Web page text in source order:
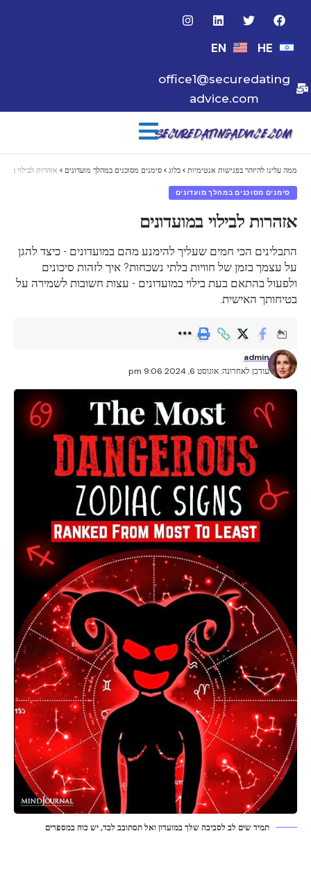
HE
EN
office1@securedating
advice.com
ממה עלינו להיזהר בפגישות אנטימיות > בלוג > סימנים מסוכנים במהלך מועדונים > אזהרות לבילוי
סימנים מסוכנים במהלך מועדונים
אזהרות לבילוי במועדונים
התבלינים הכי חמים שעליך להימנע מהם במועדונים - כיצד להגן
על עצמך בזמן של חוויות בלתי נשכחות? איך לזהות סיכונים
ולפעול בהתאם בעת בילוי במועדונים - עצות חשובות לשמירה על
בטיחותך האישית.
עודכן לאחרונה: אוגוסט 6, 2024 9:06 pm
admin
תמיד שים לב לסביבה שלך במועדון ואל תסתובב לבד, יש כוח במספרים